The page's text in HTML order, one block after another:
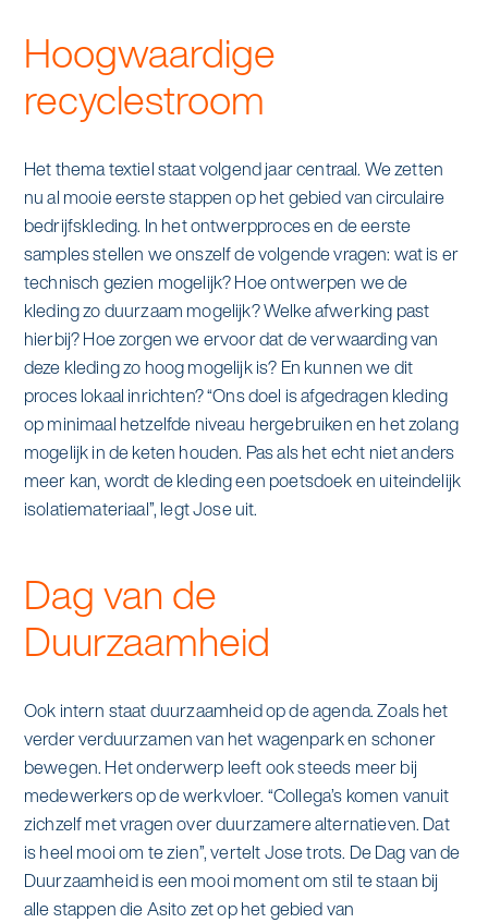
Hoogwaardige
recyclestroom
Het thema textiel staat volgend jaar centraal. We zetten
nu al mooie eerste stappen op het gebied van circulaire
bedrijfskleding. In het ontwerpproces en de eerste
samples stellen we onszelf de volgende vragen: wat is er
technisch gezien mogelijk? Hoe ontwerpen we de
kleding zo duurzaam mogelijk? Welke afwerking past
hierbij? Hoe zorgen we ervoor dat de verwaarding van
deze kleding zo hoog mogelijk is? En kunnen we dit
proces lokaal inrichten? “Ons doel is afgedragen kleding
op minimaal hetzelfde niveau hergebruiken en het zolang
mogelijk in de keten houden. Pas als het echt niet anders
meer kan, wordt de kleding een poetsdoek en uiteindelijk
isolatiemateriaal”, legt Jose uit.
Dag van de
Duurzaamheid
Ook intern staat duurzaamheid op de agenda. Zoals het
verder verduurzamen van het wagenpark en schoner
bewegen. Het onderwerp leeft ook steeds meer bij
medewerkers op de werkvloer. “Collega’s komen vanuit
zichzelf met vragen over duurzamere alternatieven. Dat
is heel mooi om te zien”, vertelt Jose trots. De Dag van de
Duurzaamheid is een mooi moment om stil te staan bij
alle stappen die Asito zet op het gebied van